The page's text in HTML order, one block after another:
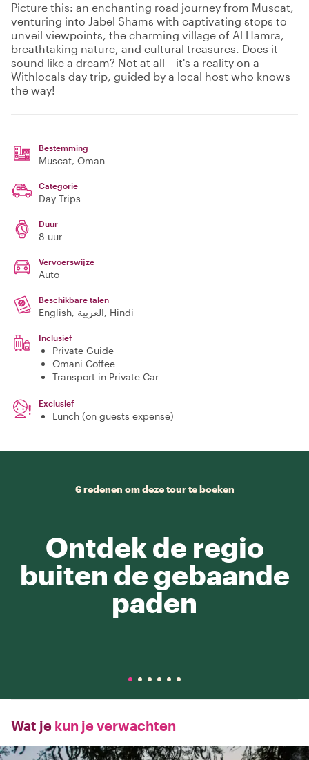
Picture this: an enchanting road journey from Muscat,
venturing into Jabel Shams with captivating stops to
unveil viewpoints, the charming village of Al Hamra,
breathtaking nature, and cultural treasures. Does it
sound like a dream? Not at all – it's a reality on a
Withlocals day trip, guided by a local host who knows
the way!
Bestemming
Muscat, Oman
Categorie
Day Trips
Duur
8 uur
Vervoerswijze
Auto
Beschikbare talen
English, العربية, Hindi
Inclusief
Private Guide
Omani Coffee
Transport in Private Car
Exclusief
Lunch (on guests expense)
6 redenen om deze tour te boeken
Ontdek de regio
buiten de gebaande
paden
Wat je kun je verwachten